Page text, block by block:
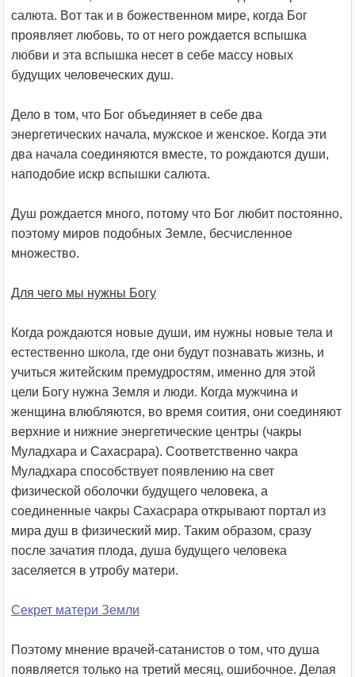
салюта. Вот так и в божественном мире, когда Бог
проявляет любовь, то от него рождается вспышка
любви и эта вспышка несет в себе массу новых
будущих человеческих душ.
Дело в том, что Бог объединяет в себе два
энергетических начала, мужское и женское. Когда эти
два начала соединяются вместе, то рождаются души,
наподобие искр вспышки салюта.
Душ рождается много, потому что Бог любит постоянно,
поэтому миров подобных Земле, бесчисленное
множество.
Для чего мы нужны Богу
Когда рождаются новые души, им нужны новые тела и
естественно школа, где они будут познавать жизнь, и
учиться житейским премудростям, именно для этой
цели Богу нужна Земля и люди. Когда мужчина и
женщина влюбляются, во время соития, они соединяют
верхние и нижние энергетические центры (чакры
Муладхара и Сахасрара). Соответственно чакра
Муладхара способствует появлению на свет
физической оболочки будущего человека, а
соединенные чакры Сахасрара открывают портал из
мира душ в физический мир. Таким образом, сразу
после зачатия плода, душа будущего человека
заселяется в утробу матери.
Секрет матери Земли
Поэтому мнение врачей-сатанистов о том, что душа
появляется только на третий месяц, ошибочное. Делая